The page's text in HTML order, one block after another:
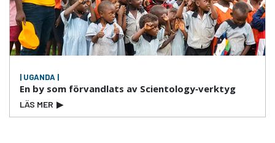
| UGANDA |
En by som förvandlats av Scientology‑verktyg
LÄS MER ▶